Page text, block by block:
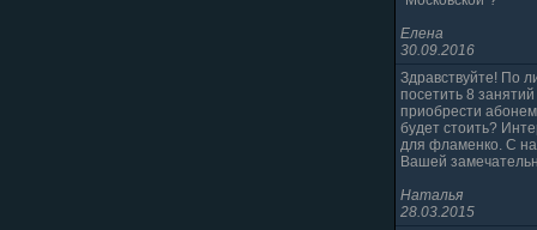
Елена
30.09.2016
Здравствуйте! По
посетить 8
приобрести
будет стоить?
для фламенко. С
Вашей
Наталья
28.03.2015